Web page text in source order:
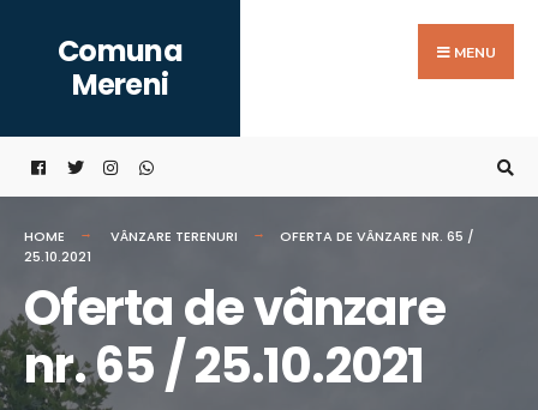
content
Comuna
Mereni
MENU
HOME VÂNZARE TERENURI
OFERTA DE VÂNZARE NR. 65 /
25.10.2021
Oferta de vânzare
nr. 65 / 25.10.2021
for: